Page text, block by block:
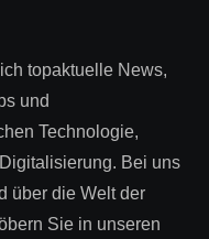
topaktuelle News,
und
Technologie,
Bei uns
über die Welt der
Sie in unseren